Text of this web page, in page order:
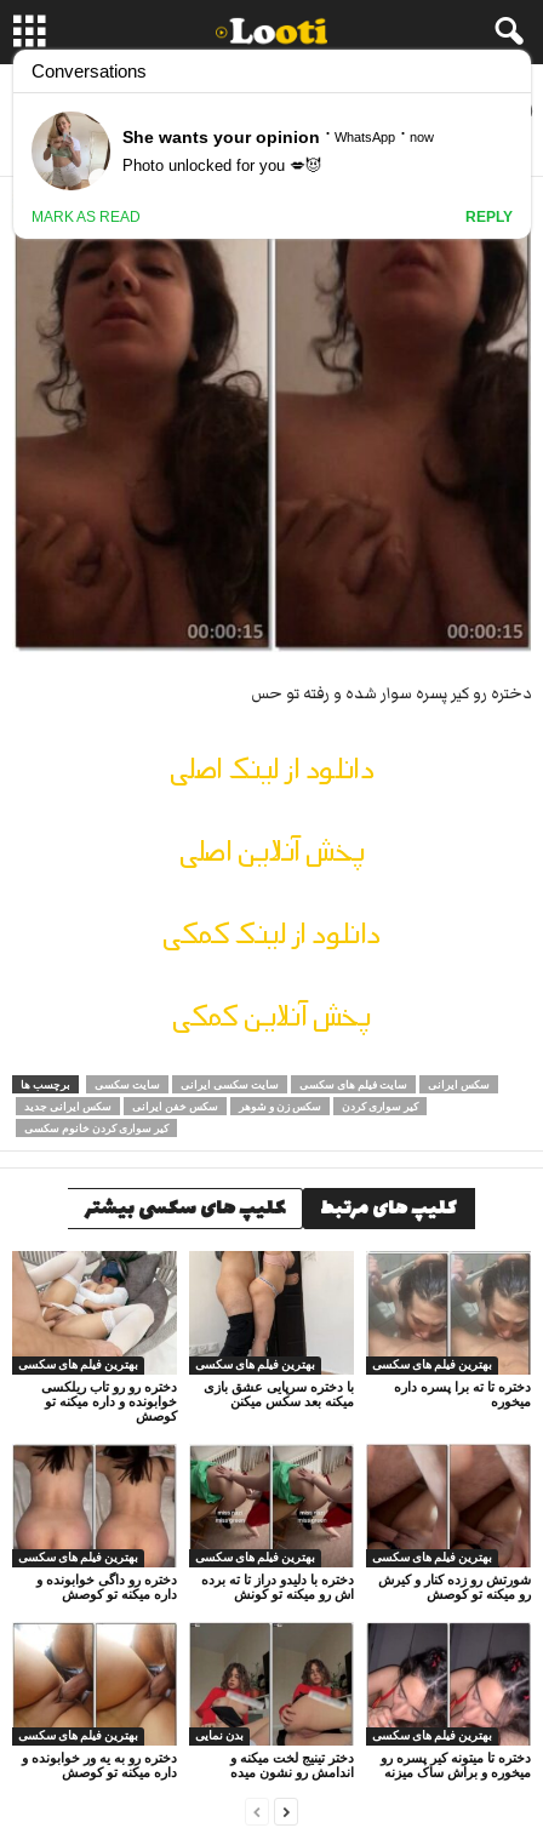
دختره رو کیر پسره سوار شده و رفته تو حس
November 16, 2025
دختره رو کیر پسره سوار شده و رفته تو حس
دانلود از لینک اصلی
پخش آنلاین اصلی
دانلود از لینک کمکی
پخش آنلاین کمکی
برچسب ها سایت سکسی سایت سکسی ایرانی سایت فیلم های سکسی
سکس ایرانی
سکس ایرانی جدید
سکس خفن ایرانی سکس زن و شوهر
کیر سواری کردن
کیر سواری کردن خانوم سکسی
کلیپ های مرتبط کلیپ های سکسی بیشتر
بهترین فیلم های سکسی
دختره رو رو تاب ریلکسی
خوابونده و داره میکنه تو
کوصش
بهترین فیلم های سکسی
با دختره سرپایی عشق بازی
میکنه بعد سکس میکنن
بهترین فیلم های سکسی
دختره تا ته برا پسره داره
میخوره
بهترین فیلم های سکسی
دختره رو داگی خوابونده و
داره میکنه تو کوصش
بهترین فیلم های سکسی
دختره با دلیدو دراز تا ته برده
اش رو میکنه تو کونش
بهترین فیلم های سکسی
شورتش رو زده کنار و کیرش
رو میکنه تو کوصش
بهترین فیلم های سکسی
دختره رو به یه ور خوابونده و
داره میکنه تو کوصش
بدن نمایی
دختر تینیج لخت میکنه و
اندامش رو نشون میده
بهترین فیلم های سکسی
دختره تا میتونه کیر پسره رو
میخوره و براش ساک میزنه